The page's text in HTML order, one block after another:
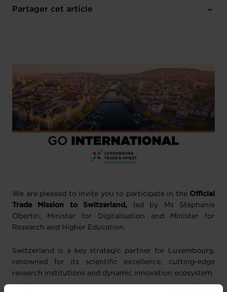
Lundi 26 Oct 2026 > Jeudi 29 Oct 2026
Partager cet article
We are pleased to invite you to participate in the Official
Trade Mission to Switzerland, led by Ms Stéphanie
Obertin, Minister for Digitalisation and Minister for
Research and Higher Education.
Switzerland is a key strategic partner for Luxembourg,
renowned for its scientific excellence, cutting-edge
research institutions and dynamic innovation ecosystem.